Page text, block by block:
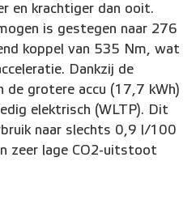
en krachtiger dan ooit.
is gestegen naar 276
koppel van 535 Nm, wat
Dankzij de
de grotere accu (17,7 kWh)
elektrisch (WLTP). Dit
naar slechts 0,9 l/100
zeer lage CO2-uitstoot